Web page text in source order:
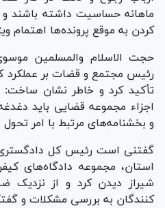
ماهانه حساسیت داشته باشند
کردن به موقع پرونده‌ها اهتمام
حجت الاسلام والمسلمین
رئیس مجتمع و قضات بر عملکرد
تأکید کرد و خاطر نشان
اجزاء مجموعه قضایی باید
و بخشنامه‌های مرتبط با امر
گفتنی است رئیس کل
شیراز دیدن کرد و از نزدیک
کنندگان به بررسی مشکلات و